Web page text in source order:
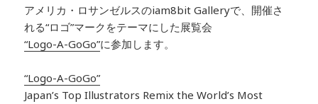
アメリカ・ロサンゼルスのiam8bit Galleryで、開催さ
れる“ロゴ”マークをテーマにした展覧会
“Logo-A-GoGo”に参加します。
“Logo-A-GoGo”
Japan’s Top Illustrators Remix the World’s Most